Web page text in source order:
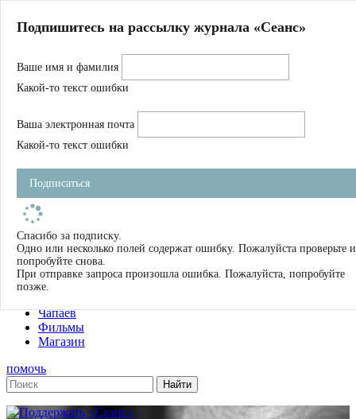
Магазин
Журнал
Школа
Устав
Фильмы
Имена
Тэги
О нас
Журнал
Книги
Чапаев
Фильмы
Магазин
помочь
Подпишитесь на рассылку журнала «Сеанс»
Ваше имя и фамилия
Какой-то текст ошибки
Ваша электронная почта
Какой-то текст ошибки
Подписаться
Спасибо за подписку.
Одно или несколько полей содержат ошибку. Пожалуйста проверьте и
попробуйте снова.
При отправке запроса произошла ошибка. Пожалуйста, попробуйте
позже.